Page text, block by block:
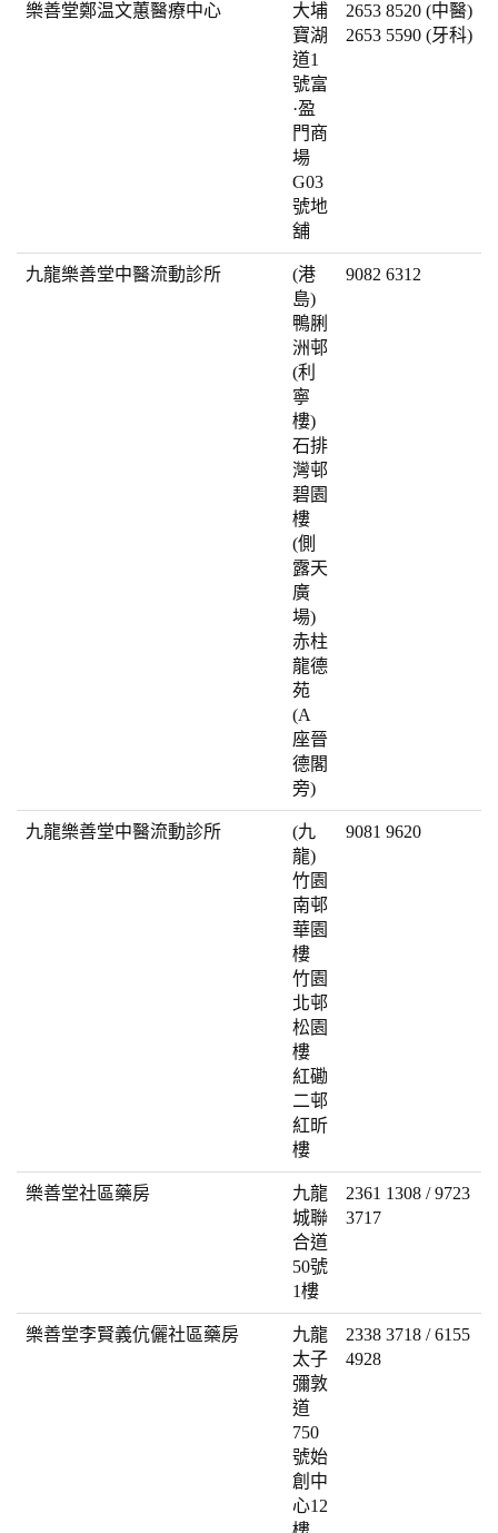
樂善堂鄭温文蕙醫療中心
大埔
寶湖
道1
號富
·盈
門商
場
G03
號地
舖
2653 8520 (中醫)
2653 5590 (牙科)
九龍樂善堂中醫流動診所
(港
島)
鴨脷
洲邨
(利
寧
樓)
石排
灣邨
碧園
樓
(側
露天
廣
場)
赤柱
龍德
苑
(A
座晉
德閣
旁)
9082 6312
九龍樂善堂中醫流動診所
(九
龍)
竹園
南邨
華園
樓
竹園
北邨
松園
樓
紅磡
二邨
紅昕
樓
9081 9620
樂善堂社區藥房
九龍
城聯
合道
50號
1樓
2361 1308 / 9723
3717
樂善堂李賢義伉儷社區藥房
九龍
太子
彌敦
道
750
號始
創中
心12
2338 3718 / 6155
4928